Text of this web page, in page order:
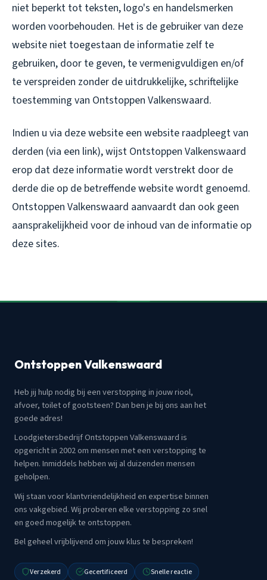
niet beperkt tot teksten, logo's en handelsmerken
worden voorbehouden. Het is de gebruiker van deze
website niet toegestaan de informatie zelf te
gebruiken, door te geven, te vermenigvuldigen en/of
te verspreiden zonder de uitdrukkelijke, schriftelijke
toestemming van Ontstoppen Valkenswaard.
Indien u via deze website een website raadpleegt van
derden (via een link), wijst Ontstoppen Valkenswaard
erop dat deze informatie wordt verstrekt door de
derde die op de betreffende website wordt genoemd.
Ontstoppen Valkenswaard aanvaardt dan ook geen
aansprakelijkheid voor de inhoud van de informatie op
deze sites.
Ontstoppen Valkenswaard
Heb jij hulp nodig bij een verstopping in jouw riool,
afvoer, toilet of gootsteen? Dan ben je bij ons aan het
goede adres!
Loodgietersbedrijf Ontstoppen Valkenswaard is
opgericht in 2002 om mensen met een verstopping te
helpen. Inmiddels hebben wij al duizenden mensen
geholpen.
Wij staan voor klantvriendelijkheid en expertise binnen
ons vakgebied. Wij proberen elke verstopping zo snel
en goed mogelijk te ontstoppen.
Bel geheel vrijblijvend om jouw klus te bespreken!
Verzekerd Gecertificeerd Snelle reactie